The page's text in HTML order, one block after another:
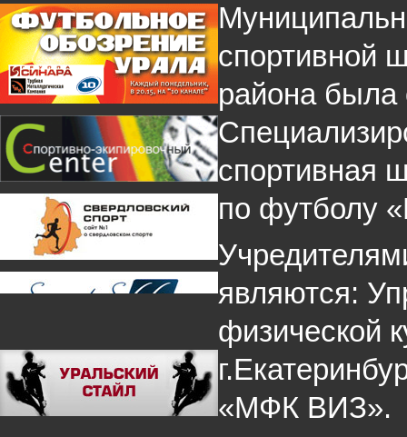
спортивной
района была
спортивная
по футболу
являются:
физической
«МФК ВИЗ».